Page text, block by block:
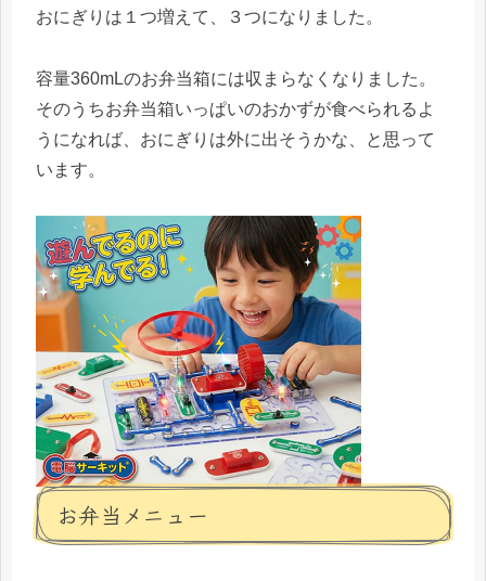
おにぎりは１つ増えて、３つになりました。
容量360mLのお弁当箱には収まらなくなりました。
そのうちお弁当箱いっぱいのおかずが食べられるよ
うになれば、おにぎりは外に出そうかな、と思って
います。
お弁当メニュー